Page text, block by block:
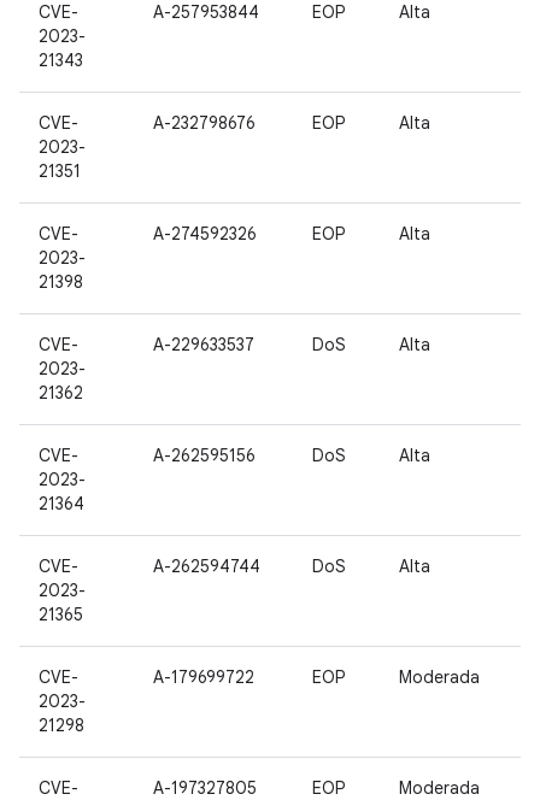
CVE-
2023-
21343
A-257953844 EOP Alta
CVE-
2023-
21351
A-232798676 EOP Alta
CVE-
2023-
21398
A-274592326 EOP Alta
CVE-
2023-
21362
A-229633537 DoS Alta
CVE-
2023-
21364
A-262595156 DoS Alta
CVE-
2023-
21365
A-262594744 DoS Alta
CVE-
2023-
21298
A-179699722 EOP Moderada
CVE-
A-197327805 EOP Moderada